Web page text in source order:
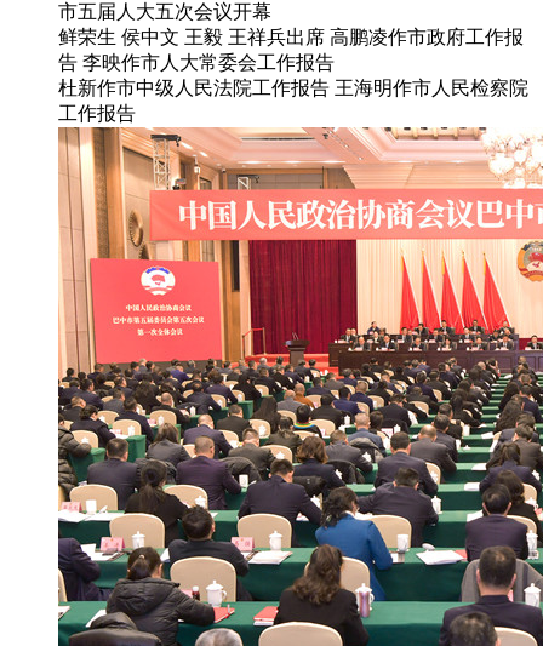
市五届人大五次会议开幕
鲜荣生 侯中文 王毅 王祥兵出席 高鹏凌作市政府工作报
告 李映作市人大常委会工作报告
杜新作市中级人民法院工作报告 王海明作市人民检察院
工作报告